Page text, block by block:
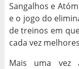
Sangalhos e
e o jogo do
de treinos em
cada vez
Mais uma vez